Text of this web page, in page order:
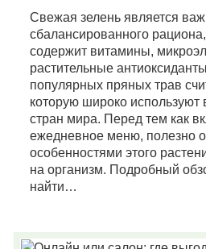
Свежая зелень является
сбалансированного
содержит витамины,
растительные
популярных пряных трав
которую широко используют
стран мира. Перед тем как
ежедневное меню, полезно
особенностями этого
на организм. Подробный
найти…